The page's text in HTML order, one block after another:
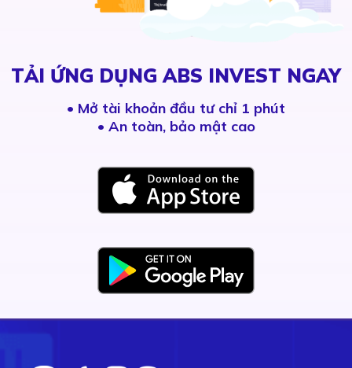
TẢI ỨNG DỤNG ABS INVEST NGAY
• Mở tài khoản đầu tư chỉ 1 phút
• An toàn, bảo mật cao